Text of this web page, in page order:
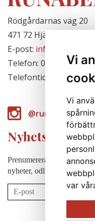
Vi
Vi
var
Rödgårdarnas väg 20
471 72 Hjälteby, Sverige
E-post:
Telefon: 0303-777140
Telefontid: Stängt för
Nyhetsbrev
Prenumerera på vårt
nyheter, odlingstips m.m.